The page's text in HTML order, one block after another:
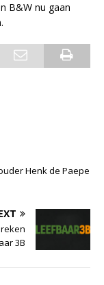
B&W nu gaan
Henk de Paepe
3B